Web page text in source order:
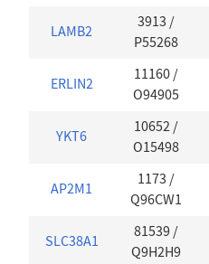
LAMB2
3913 /
P55268
ERLIN2
11160 /
O94905
YKT6
10652 /
O15498
AP2M1
1173 /
Q96CW1
SLC38A1
81539 /
Q9H2H9